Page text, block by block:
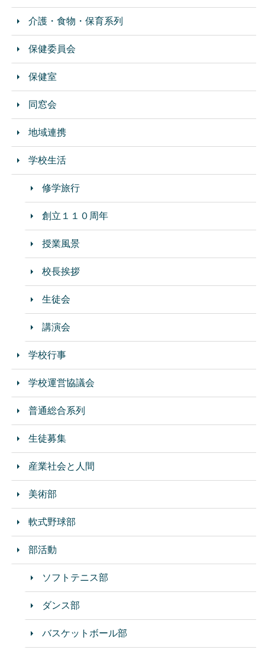
介護・食物・保育系列
保健委員会
保健室
同窓会
地域連携
学校生活
修学旅行
創立１１０周年
授業風景
校長挨拶
生徒会
講演会
学校行事
学校運営協議会
普通総合系列
生徒募集
産業社会と人間
美術部
軟式野球部
部活動
ソフトテニス部
ダンス部
バスケットボール部